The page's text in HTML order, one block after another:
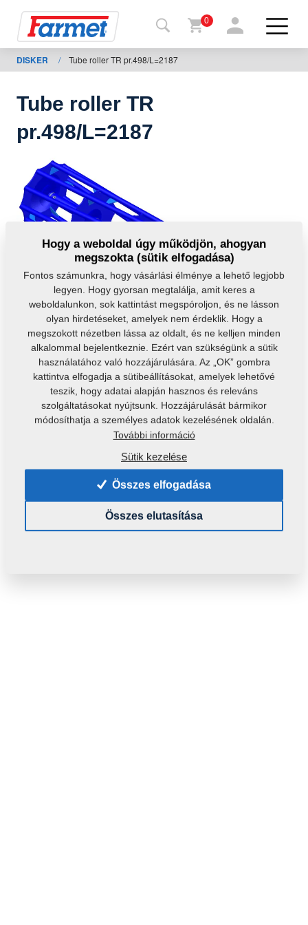
a
Farmet
shop
A
gépeim
Letöltésre
0
DISKER / Tube roller TR pr.498/L=2187
Tube roller TR
pr.498/L=2187
8000648-20012
Eredeti katalógusszám: 8000648-20011
Ezt az alkatrészt a következő gépekhez is használni
lehet:
Hogy a weboldal úgy működjön, ahogyan
megszokta (sütik elfogadása)
Fontos számunkra, hogy vásárlási élménye a lehető legjobb
legyen. Hogy gyorsan megtalálja, amit keres a
weboldalunkon, sok kattintást megspóroljon, és ne lásson
olyan hirdetéseket, amelyek nem érdeklik. Hogy a
megszokott nézetben lássa az oldalt, és ne kelljen minden
alkalommal bejelentkeznie. Ezért van szükségünk a sütik
használatához való hozzájárulására. Az „OK” gombra
kattintva elfogadja a sütibeállításokat, amelyek lehetővé
teszik, hogy adatai alapján hasznos és releváns
szolgáltatásokat nyújtsunk. Hozzájárulását bármikor
módosíthatja a személyes adatok kezelésének oldalán.
További információ
Sütik kezelése
Összes elfogadása
Összes elutasítása